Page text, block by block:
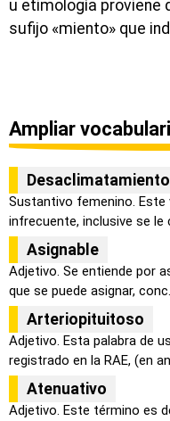
u etimología proviene
sufijo «miento» que
Ampliar
Desaclimatamiento
Sustantivo femenino.
infrecuente, inclusive se le
Asignable
Adjetivo. Se entiende por
que se puede asignar,
Arteriopituitoso
Adjetivo. Esta palabra de
registrado en la RAE, (en
Atenuativo
Adjetivo. Este término es